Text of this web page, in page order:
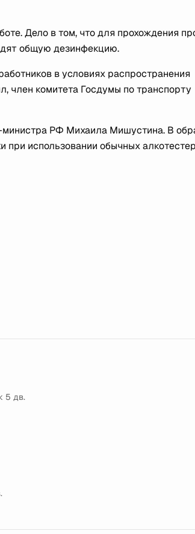
Дело в том, что для прохождения
общую дезинфекцию.
в условиях распространения
член комитета Госдумы по транспорту
РФ Михаила Мишустина. В
использовании обычных
5 дв.